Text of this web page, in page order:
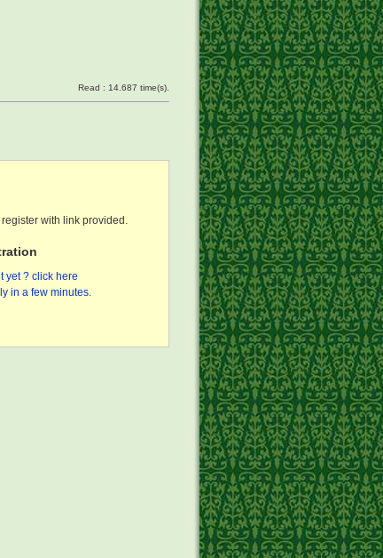
Read : 14.687 time(s).
with link provided.
yet ? click here
in a few minutes.